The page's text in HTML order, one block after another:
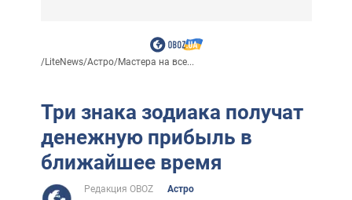
/LiteNews/Астро/Мастера на все...
Три знака зодиака получат
денежную прибыль в
ближайшее время
Редакция OBOZ
Астро